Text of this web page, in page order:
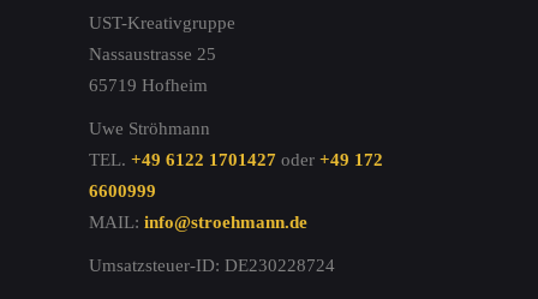
UST-Kreativgruppe
Nassaustrasse 25
65719 Hofheim
Uwe Ströhmann
TEL. +49 6122 1701427 oder +49 172
6600999
MAIL: info@stroehmann.de
Umsatzsteuer-ID: DE230228724